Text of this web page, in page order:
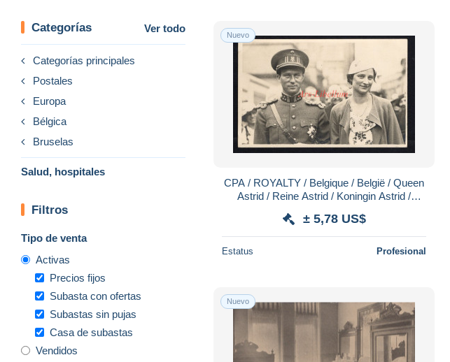
Categorías Ver todo
Categorías principales
Postales
Europa
Bélgica
Bruselas
Salud, hospitales
Filtros
Tipo de venta
Activas
Precios fijos
Subasta con ofertas
Subastas sin pujas
Casa de subastas
Vendidos
Nuevo
CPA / ROYALTY / Belgique / België / Queen
Astrid / Reine Astrid / Koningin Astrid /
± 5,78 US$
Estatus Profesional
Nuevo